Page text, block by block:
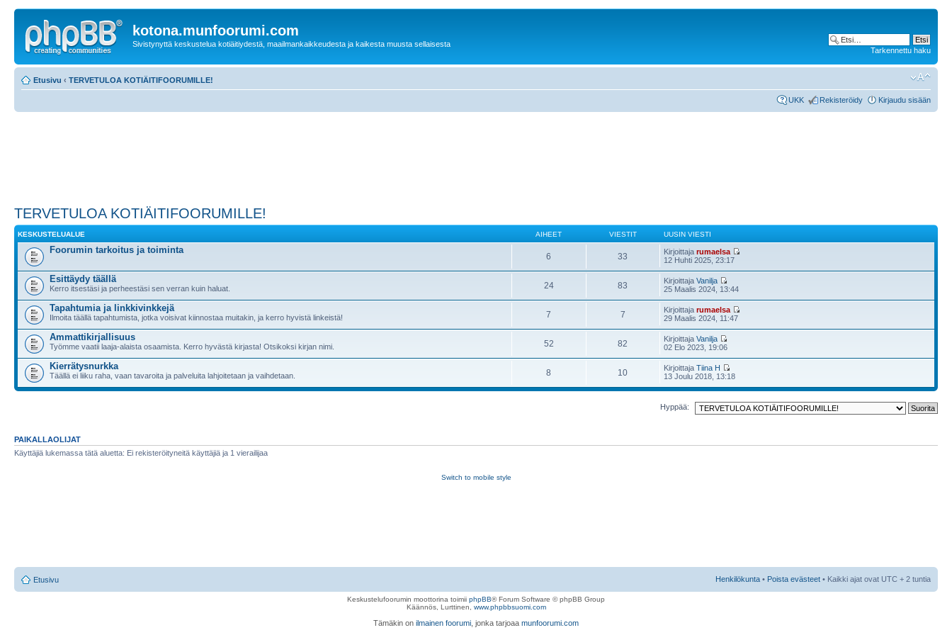
kotona.munfoorumi.com
Sivistynyttä keskustelua kotiäitiydestä, maailmankaikkeudesta ja kaikesta muusta sellaisesta
Tarkennettu haku
Etusivu ‹ TERVETULOA KOTIÄITIFOORUMILLE!
UKK Rekisteröidy Kirjaudu sisään
TERVETULOA KOTIÄITIFOORUMILLE!
KESKUSTELUALUE AIHEET VIESTIT UUSIN VIESTI
Foorumin tarkoitus ja toiminta
6 33 Kirjoittajarumaelsa
12 Huhti 2025, 23:17
Esittäydy täällä
Kerro itsestäsi ja perheestäsi sen verran kuin haluat. 24 83 KirjoittajaVanilja
25 Maalis 2024, 13:44
Tapahtumia ja linkkivinkkejä
Ilmoita täällä tapahtumista, jotka voisivat kiinnostaa muitakin, ja kerro hyvistä linkeistä! 7 7 Kirjoittajarumaelsa
29 Maalis 2024, 11:47
Ammattikirjallisuus
Työmme vaatii laaja-alaista osaamista. Kerro hyvästä kirjasta! Otsikoksi kirjan nimi. 52 82 KirjoittajaVanilja
02 Elo 2023, 19:06
Kierrätysnurkka
Täällä ei liiku raha, vaan tavaroita ja palveluita lahjoitetaan ja vaihdetaan. 8 10 KirjoittajaTiina H
13 Joulu 2018, 13:18
Hyppää:
PAIKALLAOLIJAT
Käyttäjiä lukemassa tätä aluetta: Ei rekisteröityneitä käyttäjiä ja 1 vierailijaa
Switch to mobile style
Etusivu Henkilökunta • Poista evästeet • Kaikki ajat ovat UTC + 2 tuntia
Keskustelufoorumin moottorina toimii phpBB® Forum Software © phpBB Group
Käännös, Lurttinen, www.phpbbsuomi.com
Tämäkin on ilmainen foorumi , jonka tarjoaa munfoorumi.com